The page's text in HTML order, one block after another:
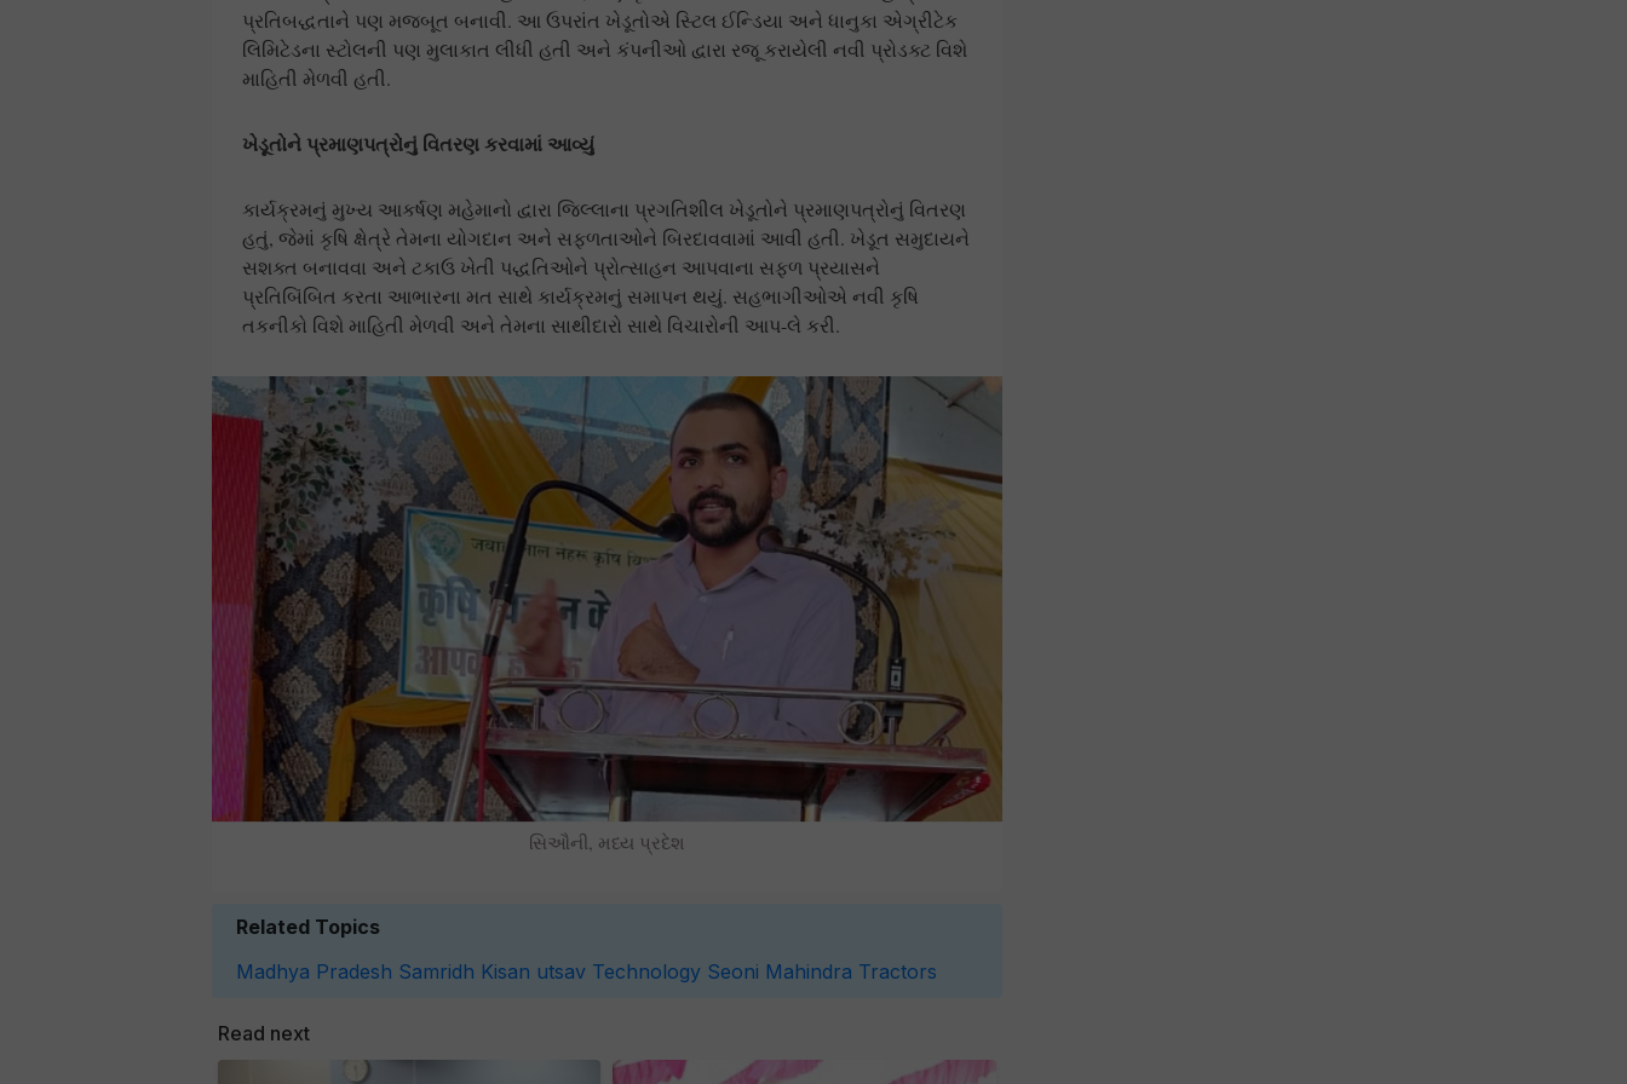
પ્રતિબદ્ધતાને પણ મજબૂત બનાવી. આ ઉપરાંત ખેડૂતોએ સ્ટિલ ઈન્ડિયા અને ધાનુકા એગ્રીટેક
લિમિટેડના સ્ટોલની પણ મુલાકાત લીધી હતી અને કંપનીઓ દ્વારા રજૂ કરાયેલી નવી પ્રોડક્ટ વિશે
માહિતી મેળવી હતી.
ખેડૂતોને પ્રમાણપત્રોનું વિતરણ કરવામાં આવ્યું
કાર્યક્રમનું મુખ્ય આકર્ષણ મહેમાનો દ્વારા જિલ્લાના પ્રગતિશીલ ખેડૂતોને પ્રમાણપત્રોનું વિતરણ
હતું, જેમાં કૃષિ ક્ષેત્રે તેમના યોગદાન અને સફળતાઓને બિરદાવવામાં આવી હતી. ખેડૂત સમુદાયને
સશક્ત બનાવવા અને ટકાઉ ખેતી પદ્ધતિઓને પ્રોત્સાહન આપવાના સફળ પ્રયાસને
પ્રતિબિંબિત કરતા આભારના મત સાથે કાર્યક્રમનું સમાપન થયું. સહભાગીઓએ નવી કૃષિ
તકનીકો વિશે માહિતી મેળવી અને તેમના સાથીદારો સાથે વિચારોની આપ-લે કરી.
સિઔની, મધ્ય પ્રદેશ
Related Topics
Madhya Pradesh Samridh Kisan utsav Technology Seoni Mahindra Tractors
Read next